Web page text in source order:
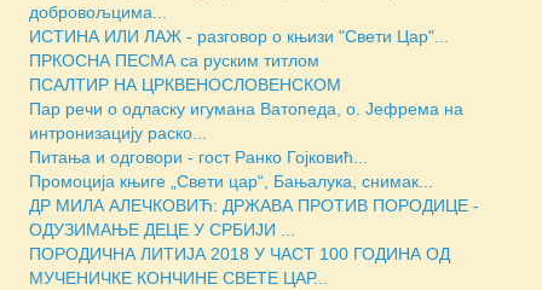
добровољцима...
ИСТИНА ИЛИ ЛАЖ - разговор о књизи "Свети Цар"...
ПРКОСНА ПЕСМА са руским титлом
ПСАЛТИР НА ЦРКВЕНОСЛОВЕНСКОМ
Пар речи о одласку игумана Ватопеда, о. Јефрема на
интронизацију раско...
Питања и одговори - гост Ранко Гојковић...
Промоција књиге „Свети цар“, Бањалука, снимак...
ДР МИЛА АЛЕЧКОВИЋ: ДРЖАВА ПРОТИВ ПОРОДИЦЕ -
ОДУЗИМАЊЕ ДЕЦЕ У СРБИЈИ ...
ПОРОДИЧНА ЛИТИЈА 2018 У ЧАСТ 100 ГОДИНА ОД
МУЧЕНИЧКЕ КОНЧИНЕ СВЕТЕ ЦАР...